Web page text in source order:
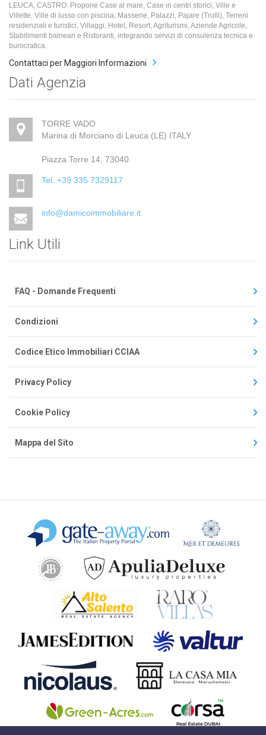
LEUCA, CASTRO. Propone Case al mare, Case in centri storici, Ville e
Villette, Ville di lusso con piscina, Masserie, Palazzi, Pajare (Trulli), Terreni
residenziali e turistici, Villaggi, Hotel, Resort, Agriturismi, Aziende Agricole,
Stabilimenti balneari e Ristoranti, integrando servizi di consulenza tecnica e
burocratica.
Contattaci per Maggiori Informazioni
Dati Agenzia
TORRE VADO
Marina di Morciano di Leuca (LE) ITALY
Piazza Torre 14, 73040
Tel. +39 335 7329117
info@damicoimmobiliare.it
Link Utili
FAQ - Domande Frequenti
Condizioni
Codice Etico Immobiliari CCIAA
Privacy Policy
Cookie Policy
Mappa del Sito